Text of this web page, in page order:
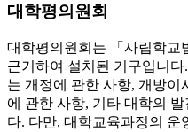
대학평의원회
대학평의원회는 「사립학교
근거하여 설치된 기구입니
는 개정에 관한 사항, 개방이
에 관한 사항, 기타 대학의
다. 다만, 대학교육과정의 운